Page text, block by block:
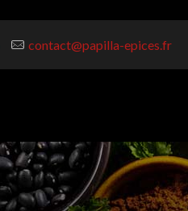
contact@papilla-epices.fr